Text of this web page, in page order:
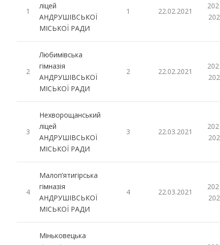
1
ліцей
АНДРУШІВСЬКОЇ
МІСЬКОЇ РАДИ
1 22.02.2021
2
Любимівська
гімназія
АНДРУШІВСЬКОЇ
МІСЬКОЇ РАДИ
2 22.02.2021
3
Нехворощанський
ліцей
АНДРУШІВСЬКОЇ
МІСЬКОЇ РАДИ
3 22.03.2021
4
Малоп’ятигірська
гімназія
АНДРУШІВСЬКОЇ
МІСЬКОЇ РАДИ
4 22.03.2021
Міньковецька